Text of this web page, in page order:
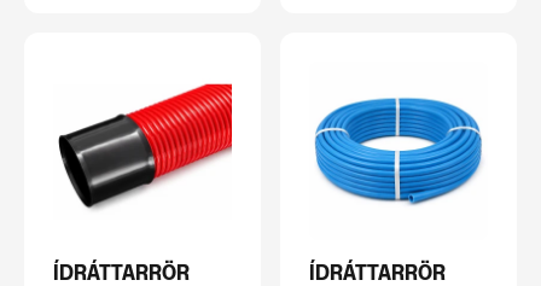
ÍDRÁTTARRÖR
ÍDRÁTTARRÖR